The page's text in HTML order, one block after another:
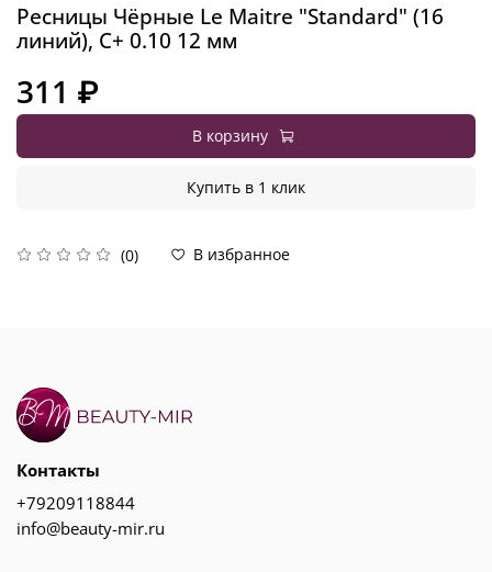
Ресницы Чёрные Le Maitre "Standard" (16
линий), C+ 0.10 12 мм
(0) В избранное
311 ₽
В корзину
Купить в 1 клик
Контакты
+79209118844
info@beauty-mir.ru